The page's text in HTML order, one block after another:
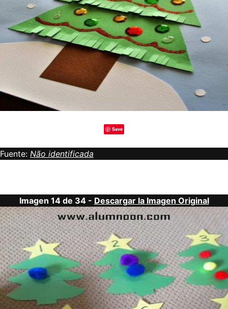
Save
Fuente: Não identificada
Imagen 14 de 34 - Descargar la Imagen Original